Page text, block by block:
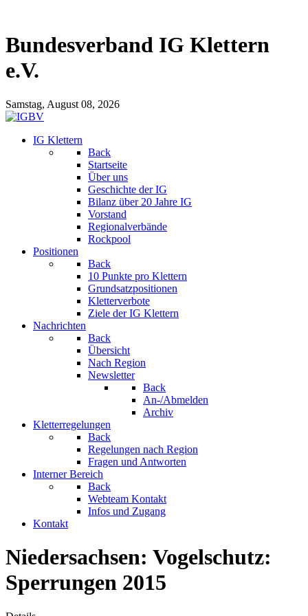
Bundesverband IG Klettern
e.V.
Samstag, August 08, 2026
IG Klettern
Back
Startseite
Über uns
Geschichte der IG
Bilanz über 20 Jahre IG
Vorstand
Regionalverbände
Rockpool
Positionen
Back
10 Punkte pro Klettern
Grundsatzpositionen
Kletterverbote
Ziele der IG Klettern
Nachrichten
Back
Übersicht
Nach Region
Newsletter
Back
An-/Abmelden
Archiv
Kletterregelungen
Back
Regelungen nach Region
Fragen und Antworten
Interner Bereich
Back
Webteam Kontakt
Infos und Zugang
Kontakt
Niedersachsen: Vogelschutz:
Sperrungen 2015